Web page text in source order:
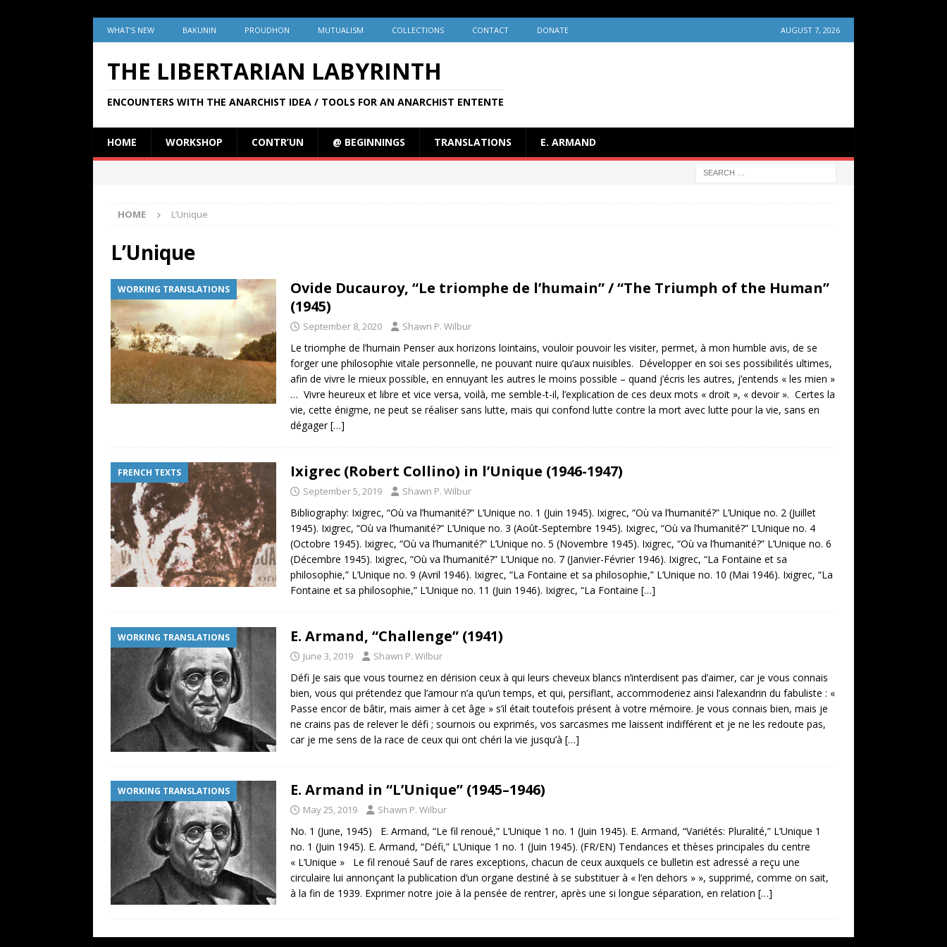
WHAT’S NEW BAKUNIN PROUDHON MUTUALISM COLLECTIONS CONTACT DONATE AUGUST 7, 2026
THE LIBERTARIAN LABYRINTH
ENCOUNTERS WITH THE ANARCHIST IDEA / TOOLS FOR AN ANARCHIST ENTENTE
HOME WORKSHOP CONTR’UN @ BEGINNINGS TRANSLATIONS E. ARMAND
HOME L’Unique
L’Unique
WORKING TRANSLATIONS
Ovide Ducauroy, “Le triomphe de l’humain” / “The Triumph of the Human”
(1945)
September 8, 2020 Shawn P. Wilbur
Le triomphe de l’humain Penser aux horizons lointains, vouloir pouvoir les visiter, permet, à mon humble avis, de se
forger une philosophie vitale personnelle, ne pouvant nuire qu’aux nuisibles. Développer en soi ses possibilités ultimes,
afin de vivre le mieux possible, en ennuyant les autres le moins possible – quand j’écris les autres, j’entends « les mien »
… Vivre heureux et libre et vice versa, voilà, me semble-t-il, l’explication de ces deux mots « droit », « devoir ». Certes la
vie, cette énigme, ne peut se réaliser sans lutte, mais qui confond lutte contre la mort avec lutte pour la vie, sans en
dégager[…]
FRENCH TEXTS Ixigrec (Robert Collino) in l’Unique (1946-1947)
September 5, 2019 Shawn P. Wilbur
Bibliography: Ixigrec, “Où va l’humanité?” L’Unique no. 1 (Juin 1945). Ixigrec, “Où va l’humanité?” L’Unique no. 2 (Juillet
1945). Ixigrec, “Où va l’humanité?” L’Unique no. 3 (Août-Septembre 1945). Ixigrec, “Où va l’humanité?” L’Unique no. 4
(Octobre 1945). Ixigrec, “Où va l’humanité?” L’Unique no. 5 (Novembre 1945). Ixigrec, “Où va l’humanité?” L’Unique no. 6
(Décembre 1945). Ixigrec, “Où va l’humanité?” L’Unique no. 7 (Janvier-Février 1946). Ixigrec, “La Fontaine et sa
philosophie,” L’Unique no. 9 (Avril 1946). Ixigrec, “La Fontaine et sa philosophie,” L’Unique no. 10 (Mai 1946). Ixigrec, “La
Fontaine et sa philosophie,” L’Unique no. 11 (Juin 1946). Ixigrec, “La Fontaine […]
WORKING TRANSLATIONS E. Armand, “Challenge” (1941)
June 3, 2019 Shawn P. Wilbur
Défi Je sais que vous tournez en dérision ceux à qui leurs cheveux blancs n’interdisent pas d’aimer, car je vous connais
bien, vous qui prétendez que l’amour n’a qu’un temps, et qui, persiflant, accommoderiez ainsi l’alexandrin du fabuliste : «
Passe encor de bâtir, mais aimer à cet âge » s’il était toutefois présent à votre mémoire. Je vous connais bien, mais je
ne crains pas de relever le défi ; sournois ou exprimés, vos sarcasmes me laissent indifférent et je ne les redoute pas,
car je me sens de la race de ceux qui ont chéri la vie jusqu’à […]
WORKING TRANSLATIONS E. Armand in “L’Unique” (1945–1946)
May 25, 2019 Shawn P. Wilbur
No. 1 (June, 1945) E. Armand, “Le fil renoué,” L’Unique 1 no. 1 (Juin 1945). E. Armand, “Variétés: Pluralité,” L’Unique 1
no. 1 (Juin 1945). E. Armand, “Défi,” L’Unique 1 no. 1 (Juin 1945). (FR/EN) Tendances et thèses principales du centre
« L’Unique » Le fil renoué Sauf de rares exceptions, chacun de ceux auxquels ce bulletin est adressé a reçu une
circulaire lui annonçant la publication d’un organe destiné à se substituer à « l’en dehors » », supprimé, comme on sait,
à la fin de 1939. Exprimer notre joie à la pensée de rentrer, après une si longue séparation, en relation […]